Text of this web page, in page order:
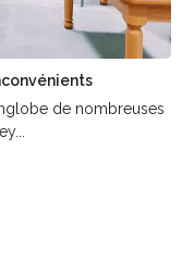
de nombreuses